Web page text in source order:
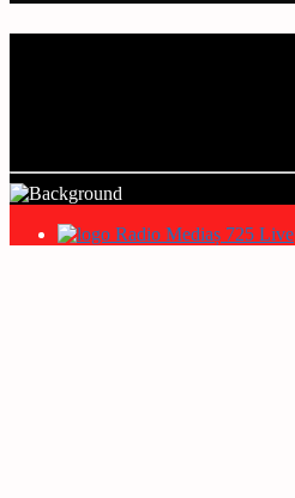
Radio Mediaș 725 Live